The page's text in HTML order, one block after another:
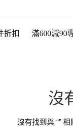
折扣 滿600減90
沒
沒有找到與 “”